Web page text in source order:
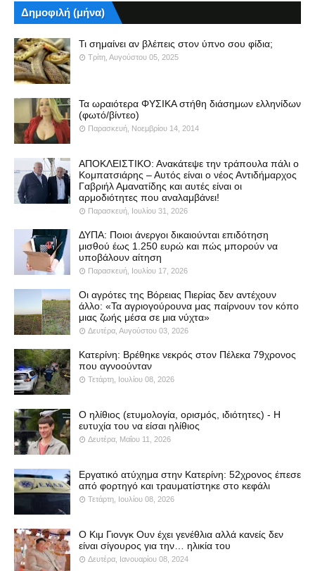
Δημοφιλή (μήνα)
Τι σημαίνει αν βλέπεις στον ύπνο σου φίδια;
Τρίτη, Αυγούστου 05, 2025
Τα ωραιότερα ΦΥΣΙΚΑ στήθη διάσημων ελληνίδων
(φωτό/βίντεο)
Παρασκευή, Νοεμβρίου 14, 2014
ΑΠΟΚΛΕΙΣΤΙΚΟ: Ανακάτεψε την τράπουλα πάλι ο
Κομπατσιάρης – Αυτός είναι ο νέος Αντιδήμαρχος
Γαβριήλ Αμανατίδης και αυτές είναι οι
αρμοδιότητες που αναλαμβάνει!
Παρασκευή, Ιουλίου 31, 2026
ΔΥΠΑ: Ποιοι άνεργοι δικαιούνται επιδότηση
μισθού έως 1.250 ευρώ και πώς μπορούν να
υποβάλουν αίτηση
Παρασκευή, Ιουλίου 17, 2026
Οι αγρότες της Βόρειας Πιερίας δεν αντέχουν
άλλο: «Τα αγριογούρουνα μας παίρνουν τον κόπο
μιας ζωής μέσα σε μια νύχτα»
Δευτέρα, Αυγούστου 03, 2026
Κατερίνη: Βρέθηκε νεκρός στον Πέλεκα 79χρονος
που αγνοούνταν
Τετάρτη, Ιουλίου 08, 2026
Ο ηλίθιος (ετυμολογία, ορισμός, ιδιότητες) - Η
ευτυχία του να είσαι ηλίθιος
Δευτέρα, Μαΐου 11, 2026
Εργατικό ατύχημα στην Κατερίνη: 52χρονος έπεσε
από φορτηγό και τραυματίστηκε στο κεφάλι
Τετάρτη, Ιουλίου 08, 2026
Ο Κιμ Γιονγκ Ουν έχει γενέθλια αλλά κανείς δεν
είναι σίγουρος για την… ηλικία του
Δευτέρα, Ιανουαρίου 08, 2024